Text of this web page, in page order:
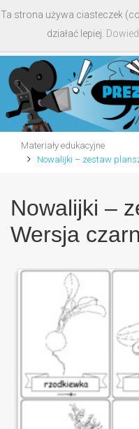
Materiały edukacyjne
Nowalijki – zestaw
Nowalijki –
Wersja
Ta strona używa ciasteczek
działać lepiej.